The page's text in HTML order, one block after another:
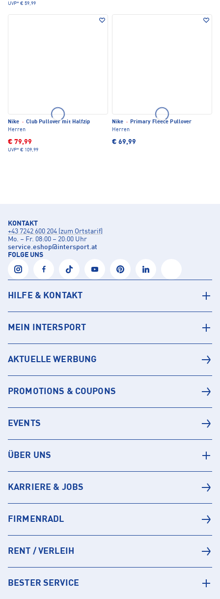
UVP* € 59,99
Nike · Club Pullover mit Halfzip
Herren
€ 79,99
UVP* € 109,99
Nike · Primary Fleece Pullover
Herren
€ 69,99
KONTAKT
+43 7242 600 204 (zum Ortstarif)
Mo. – Fr. 08:00 – 20:00 Uhr
service.eshop@intersport.at
FOLGE UNS
HILFE & KONTAKT
MEIN INTERSPORT
AKTUELLE WERBUNG
PROMOTIONS & COUPONS
EVENTS
ÜBER UNS
KARRIERE & JOBS
FIRMENRADL
RENT / VERLEIH
BESTER SERVICE